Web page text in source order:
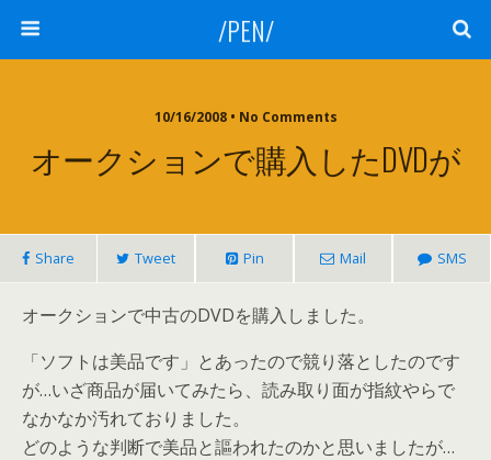
/PEN/
10/16/2008 • No Comments
オークションで購入したDVDが
Share Tweet Pin Mail SMS
オークションで中古のDVDを購入しました。
「ソフトは美品です」とあったので競り落としたのです
が…いざ商品が届いてみたら、読み取り面が指紋やらで
なかなか汚れておりました。
どのような判断で美品と謳われたのかと思いましたが…